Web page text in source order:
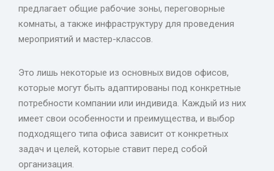
предлагает общие рабочие зоны, переговорные
комнаты, а также инфраструктуру для проведения
мероприятий и мастер-классов.
Это лишь некоторые из основных видов офисов,
которые могут быть адаптированы под конкретные
потребности компании или индивида. Каждый из них
имеет свои особенности и преимущества, и выбор
подходящего типа офиса зависит от конкретных
задач и целей, которые ставит перед собой
организация.